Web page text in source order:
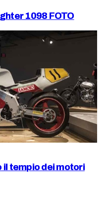
1098 FOTO
il tempio dei motori